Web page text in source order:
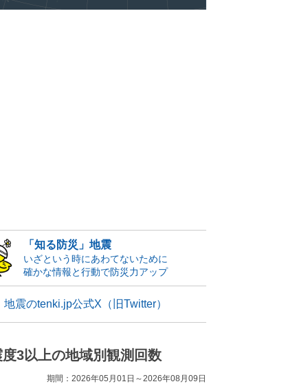
「知る防災」地震
いざという時にあわてないために
確かな情報と行動で防災力アップ
地震のtenki.jp公式X（旧Twitter）
度3以上の地域別観測回数
期間：2026年05月01日～2026年08月09日